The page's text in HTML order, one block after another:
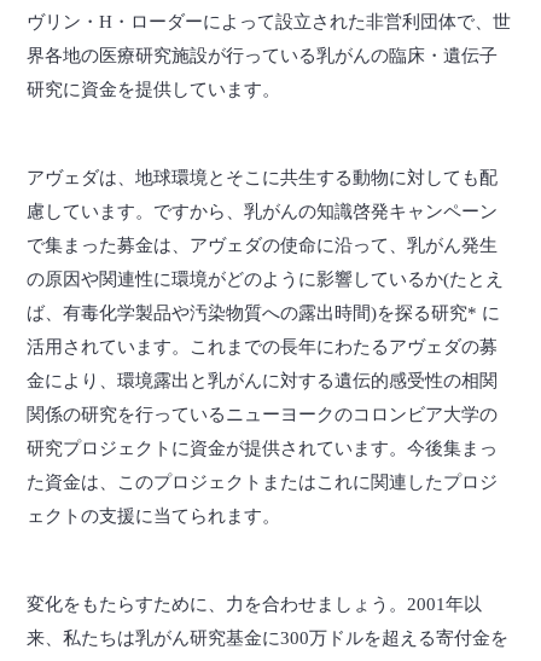
ヴリン・H・ローダーによって設立された非営利団体で、世
界各地の医療研究施設が行っている乳がんの臨床・遺伝子
研究に資金を提供しています。
アヴェダは、地球環境とそこに共生する動物に対しても配
慮しています。ですから、乳がんの知識啓発キャンペーン
で集まった募金は、アヴェダの使命に沿って、乳がん発生
の原因や関連性に環境がどのように影響しているか(たとえ
ば、有毒化学製品や汚染物質への露出時間)を探る研究* に
活用されています。これまでの長年にわたるアヴェダの募
金により、環境露出と乳がんに対する遺伝的感受性の相関
関係の研究を行っているニューヨークのコロンビア大学の
研究プロジェクトに資金が提供されています。今後集まっ
た資金は、このプロジェクトまたはこれに関連したプロジ
ェクトの支援に当てられます。
変化をもたらすために、力を合わせましょう。2001年以
来、私たちは乳がん研究基金に300万ドルを超える寄付金を